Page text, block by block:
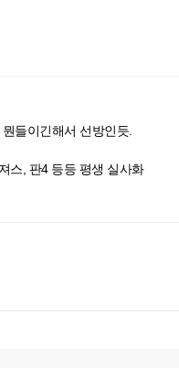
들이긴해서 선방인듯.
스, 판4 등등 평생 실사화